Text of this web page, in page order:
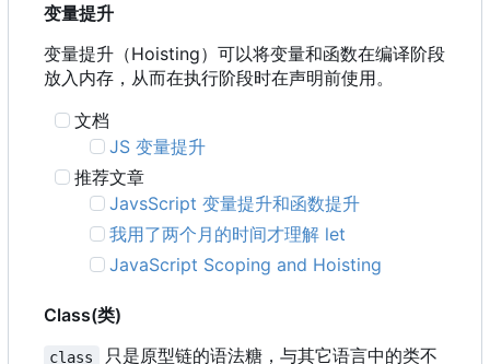
变量提升
变量提升 （Hoisting） 可以将变量和函数在编译阶段
放入内存 ， 从而在执行阶段时在声明前使用。
文档
JS 变量提升
推荐文章
JavsScript 变量提升和函数提升
我用了两个月的时间才理解 let
JavaScript Scoping and Hoisting
Class(类)
class 只是原型链的语法糖，与其它语言中的类不